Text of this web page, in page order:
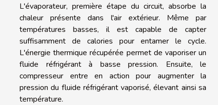
L'évaporateur, première étape du circuit, absorbe la
chaleur présente dans l'air extérieur. Même par
températures basses, il est capable de capter
suffisamment de calories pour entamer le cycle.
L'énergie thermique récupérée permet de vaporiser un
fluide réfrigérant à basse pression. Ensuite, le
compresseur entre en action pour augmenter la
pression du fluide réfrigérant vaporisé, élevant ainsi sa
température.